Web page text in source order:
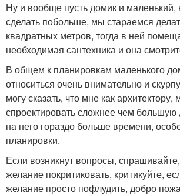
Ну и вообще пусть домик и
сделать побольше, мы стараемся
квадратных метров, тогда в ней
необходимая сантехника и она
В общем к планировкам маленького
относиться очень внимательно и
могу сказать, что мне как
спроектировать сложнее чем
на него гораздо больше времени,
планировки.
Если возникнут вопросы,
желание покритиковать, критикуйте,
желание просто пофлудить, добро